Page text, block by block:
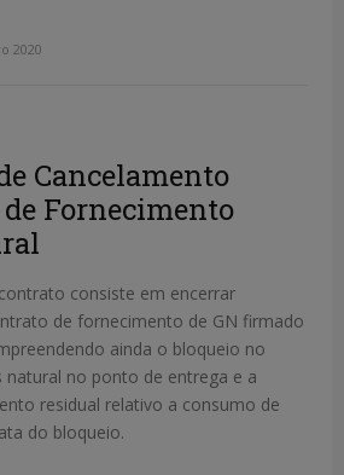
2020
Cancelamento
Fornecimento
consiste em encerrar
de fornecimento de GN firmado
ainda o bloqueio no
no ponto de entrega e a
residual relativo a consumo de
do bloqueio.